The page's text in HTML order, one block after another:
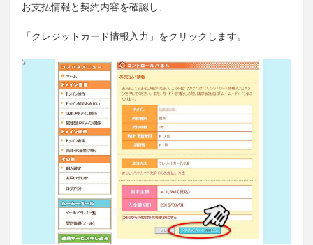
お支払情報と契約内容を確認し、
「クレジットカード情報入力」をクリックします。